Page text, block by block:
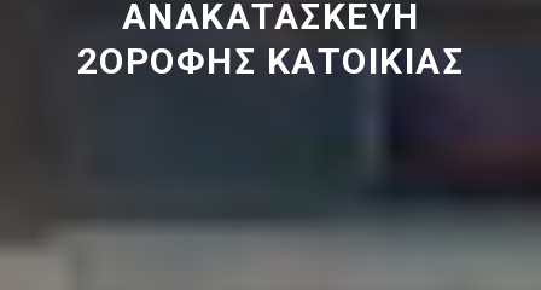
ΑΝΑΚΑΤΑΣΚΕΥΗ
2ΟΡΟΦΗΣ ΚΑΤΟΙΚΙΑΣ